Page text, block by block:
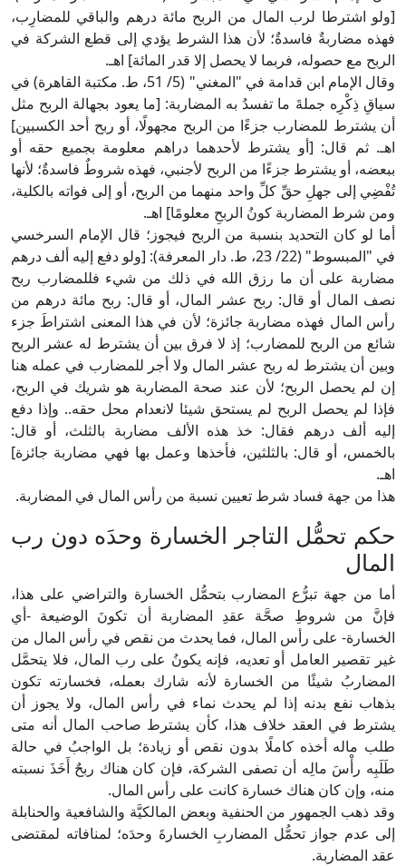
[ولو اشترطا لرب المال من الربح مائة درهم والباقي للمضارِب،
فهذه مضاربةٌ فاسدةٌ؛ لأن هذا الشرط يؤدي إلى قطع الشركة في
الربح مع حصوله، فربما لا يحصل إلا قدر المائة] اهـ.
وقال الإمام ابن قدامة في "المغني" (5/ 51، ط. مكتبة القاهرة) في
سياقِ ذِكْرِه جملةَ ما تفسدُ به المضاربة: [ما يعود بجهالة الربح مثل
أن يشترط للمضارب جزءًا من الربح مجهولًا، أو ربح أحد الكسبين]
اهـ. ثم قال: [أو يشترط لأحدهما دراهم معلومة بجميع حقه أو
ببعضه، أو يشترط جزءًا من الربح لأجنبي، فهذه شروطٌ فاسدةٌ؛ لأنها
تُفْضِي إلى جهلِ حقِّ كلِّ واحد منهما من الربح، أو إلى فواته بالكلية،
ومن شرط المضاربة كونُ الربحِ معلومًا] اهـ.
أما لو كان التحديد بنسبة من الربح فيجوز؛ قال الإمام السرخسي
في "المبسوط" (22/ 23، ط. دار المعرفة): [ولو دفع إليه ألف درهم
مضاربة على أن ما رزق الله في ذلك من شيء فللمضارب ربح
نصف المال أو قال: ربح عشر المال، أو قال: ربح مائة درهم من
رأس المال فهذه مضاربة جائزة؛ لأن في هذا المعنى اشتراطَ جزء
شائع من الربح للمضارب؛ إذ لا فرق بين أن يشترط له عشر الربح
وبين أن يشترط له ربح عشر المال ولا أجر للمضارب في عمله هنا
إن لم يحصل الربح؛ لأن عند صحة المضاربة هو شريك في الربح،
فإذا لم يحصل الربح لم يستحق شيئا لانعدام محل حقه.. وإذا دفع
إليه ألف درهم فقال: خذ هذه الألف مضاربة بالثلث، أو قال:
بالخمس، أو قال: بالثلثين، فأخذها وعمل بها فهي مضاربة جائزة]
اهـ.
هذا من جهة فساد شرط تعيين نسبة من رأس المال في المضاربة.
حكم تحمُّل التاجر الخسارة وحدَه دون رب
المال
أما من جهة تبرُّع المضارب بتحمُّل الخسارة والتراضي على هذا،
فإنَّ من شروطِ صحَّة عقدِ المضاربة أن تكونَ الوضيعة -أي
الخسارة- على رأس المال، فما يحدث من نقص في رأس المال من
غير تقصير العامل أو تعديه، فإنه يكونُ على رب المال، فلا يتحمَّل
المضاربُ شيئًا من الخسارة لأنه شارك بعمله، فخسارته تكون
بذهاب نفع بدنه إذا لم يحدث نماء في رأس المال، ولا يجوز أن
يشترط في العقد خلاف هذا، كأن يشترط صاحب المال أنه متى
طلب ماله أخذه كاملًا بدون نقص أو زيادة؛ بل الواجبُ في حالة
طَلَبِه رأْسَ مالِه أن تصفى الشركة، فإن كان هناك ربحٌ أَخَذَ نسبته
منه، وإن كان هناك خسارة كانت على رأس المال.
وقد ذهب الجمهور من الحنفية وبعض المالكيَّة والشافعية والحنابلة
إلى عدم جواز تحمُّل المضاربِ الخسارةَ وحدَه؛ لمنافاته لمقتضى
عقد المضاربة.